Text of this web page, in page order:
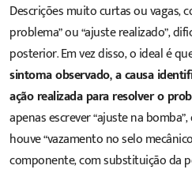
Descrições muito curtas ou vagas,
problema” ou “ajuste realizado”,
posterior. Em vez disso, o ideal é
sintoma observado, a causa
ação realizada para resolver o
apenas escrever “ajuste na
houve “vazamento no selo
componente, com substituição da